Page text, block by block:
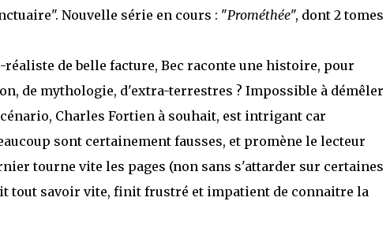
Nouvelle série en cours : "Prométhée", dont 2 tomes
de belle facture, Bec raconte une histoire, pour
de mythologie, d'extra-terrestres ? Impossible à démêler
Charles Fortien à souhait, est intrigant car
sont certainement fausses, et promène le lecteur
tourne vite les pages (non sans s'attarder sur certaines
tout savoir vite, finit frustré et impatient de connaitre la